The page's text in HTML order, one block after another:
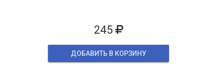
245
ДОБАВИТЬ В КОРЗИНУ